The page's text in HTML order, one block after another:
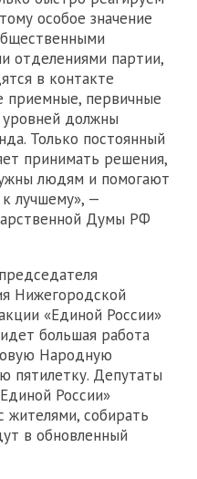
особое значение
отделениями партии,
в контакте
приемные, первичные
должны
Только постоянный
принимать решения,
людям и помогают
лучшему», —
Думы РФ
Нижегородской
«Единой России»
большая работа
Народную
пятилетку. Депутаты
России»
жителями, собирать
в обновленный